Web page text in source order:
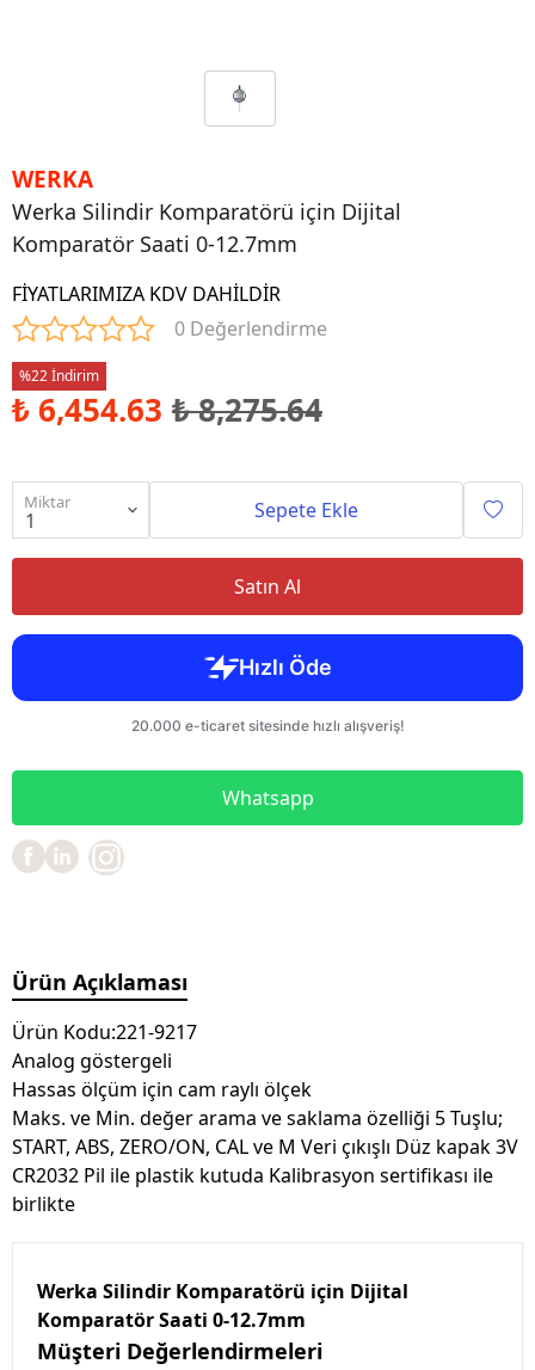
WERKA
Werka Silindir Komparatörü için Dijital
Komparatör Saati 0-12.7mm
FİYATLARIMIZA KDV DAHİLDİR
0 Değerlendirme
%22 İndirim
₺ 6,454.63 ₺ 8,275.64
Miktar Sepete Ekle
Satın Al
Whatsapp
Ürün Açıklaması
Ürün Kodu:221-9217
Analog göstergeli
Hassas ölçüm için cam raylı ölçek
Maks. ve Min. değer arama ve saklama özelliği 5 Tuşlu;
START, ABS, ZERO/ON, CAL ve M Veri çıkışlı Düz kapak 3V
CR2032 Pil ile plastik kutuda Kalibrasyon sertifikası ile
birlikte
Werka Silindir Komparatörü için Dijital
Komparatör Saati 0-12.7mm
Müşteri Değerlendirmeleri